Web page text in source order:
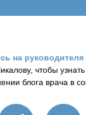
на руководителя
чтобы
блога врача в